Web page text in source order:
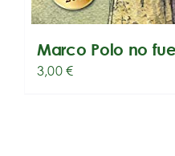
Marco Polo no
3,00€